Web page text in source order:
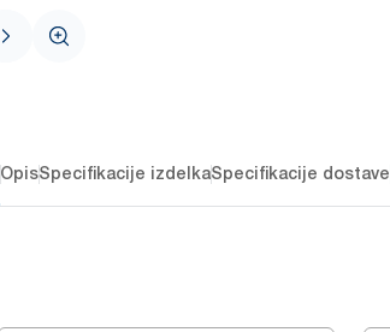
OpisSpecifikacije izdelkaSpecifikacije dostave